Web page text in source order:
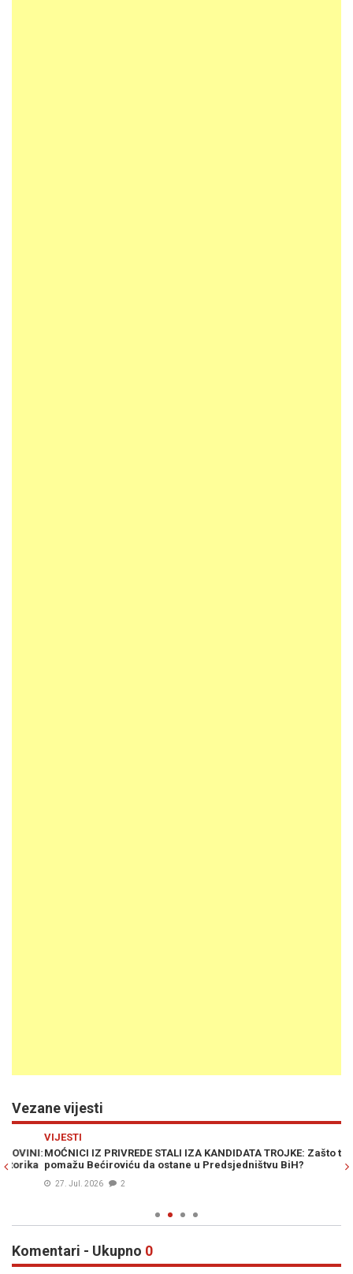
Vezane vijesti
VIJESTI
MOĆNICI IZ PRIVREDE STALI IZA KANDIDATA TROJKE: Zašto tajkuni
pomažu Bećiroviću da ostane u Predsjedništvu BiH?
27. Jul. 2026 2
Komentari - Ukupno 0